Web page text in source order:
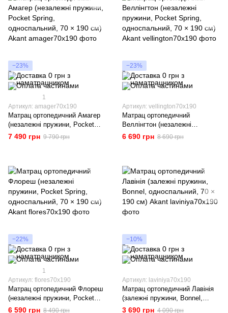
−23%
1
Артикул: amager70x190
Матрац ортопедичний Амагер
(незалежні пружини, Pocket
Spring, односпальний, 70 × 190
см) Akant
7 490 грн 9 790 грн
−23%
Артикул: vellington70x190
Матрац ортопедичний
Веллінгтон (незалежні
пружини, Pocket Spring,
односпальний, 70 × 190 см)
6 690 грн 8 690 грн
−22%
1
Артикул: flores70x190
Матрац ортопедичний Флореш
(незалежні пружини, Pocket
Spring, односпальний, 70 × 190
6 590 грн 8 490 грн
−10%
Артикул: laviniya70x190
Матрац ортопедичний Лавінія
(залежні пружини, Bonnel,
односпальний, 70 × 190 см)
3 690 грн 4 090 грн